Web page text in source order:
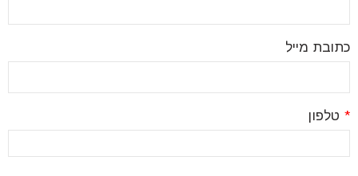
כתובת מייל
*